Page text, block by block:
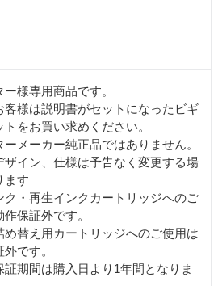
ー様専用商品です。
客様は説明書がセットになったビギ
トをお買い求めください。
ーメーカー純正品ではありません。
ザイン、仕様は予告なく変更する場
ます
ク・再生インクカートリッジへのご
保証外です。
め替え用カートリッジへのご使用は
です。
証期間は購入日より1年間となりま